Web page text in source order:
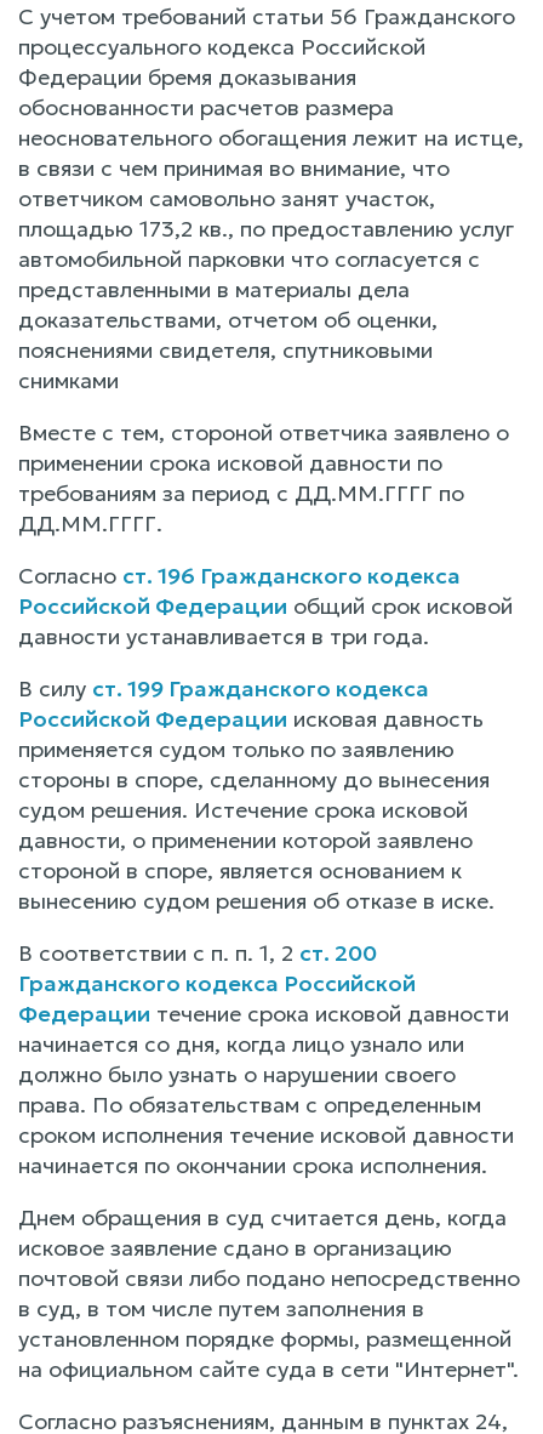
С учетом требований статьи 56 Гражданского
процессуального кодекса Российской
Федерации бремя доказывания
обоснованности расчетов размера
неосновательного обогащения лежит на истце,
в связи с чем принимая во внимание, что
ответчиком самовольно занят участок,
площадью 173,2 кв., по предоставлению услуг
автомобильной парковки что согласуется с
представленными в материалы дела
доказательствами, отчетом об оценки,
пояснениями свидетеля, спутниковыми
снимками
Вместе с тем, стороной ответчика заявлено о
применении срока исковой давности по
требованиям за период с ДД.ММ.ГГГГ по
ДД.ММ.ГГГГ.
Согласно ст. 196 Гражданского кодекса
Российской Федерации общий срок исковой
давности устанавливается в три года.
В силу ст. 199 Гражданского кодекса
Российской Федерации исковая давность
применяется судом только по заявлению
стороны в споре, сделанному до вынесения
судом решения. Истечение срока исковой
давности, о применении которой заявлено
стороной в споре, является основанием к
вынесению судом решения об отказе в иске.
В соответствии с п. п. 1, 2 ст. 200
Гражданского кодекса Российской
Федерации течение срока исковой давности
начинается со дня, когда лицо узнало или
должно было узнать о нарушении своего
права. По обязательствам с определенным
сроком исполнения течение исковой давности
начинается по окончании срока исполнения.
Днем обращения в суд считается день, когда
исковое заявление сдано в организацию
почтовой связи либо подано непосредственно
в суд, в том числе путем заполнения в
установленном порядке формы, размещенной
на официальном сайте суда в сети "Интернет".
Согласно разъяснениям, данным в пунктах 24,